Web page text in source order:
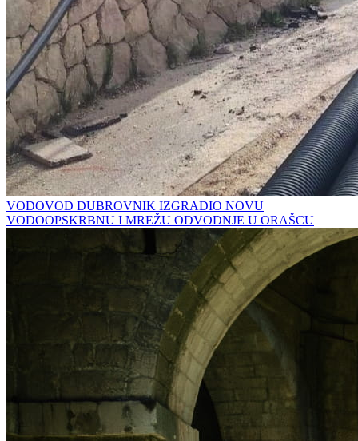
VODOVOD DUBROVNIK IZGRADIO NOVU
VODOOPSKRBNU I MREŽU ODVODNJE U ORAŠCU